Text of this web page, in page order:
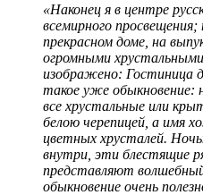
«Наконец я в центре
всемирного
прекрасном доме, на
огромными
изображено: Гостиница
такое уже обыкновение:
все хрустальные или
белою черепицей, а имя
цветных хрусталей.
внутри, эти блестящие
представляют
обыкновение очень